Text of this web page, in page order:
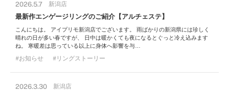
2026.5.7 新潟店
最新作エンゲージリングのご紹介【アルチェステ】
こんにちは。 アイプリモ新潟店でございます。 雨ばかりの新潟県には珍しく
晴れの日が多い春ですが、 日中は暖かくても夜になるとぐっと冷え込みます
ね。 寒暖差は思っている以上に身体へ影響を与…
お知らせ リングストーリー
2026.3.30 新潟店